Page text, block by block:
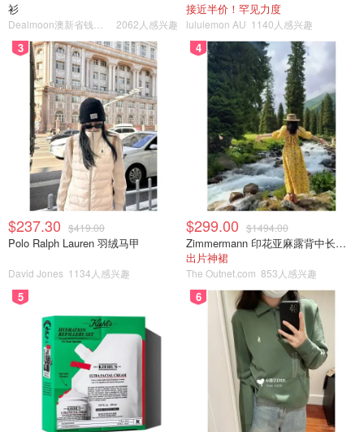
衫
2062人感兴趣
接近半价！罕见力度
lululemon AU 1140人感兴趣
3
$237.30 $419.00
Polo Ralph Lauren 羽绒马甲
David Jones 1134人感兴趣
4
$299.00 $1494.00
Zimmermann 印花亚麻露背中长连衣裙
出片神裙
The Outnet.com 853人感兴趣
5 6